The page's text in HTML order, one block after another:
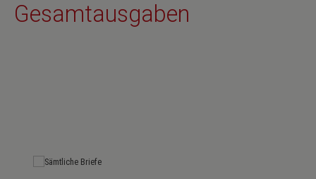
Gesamtausgaben